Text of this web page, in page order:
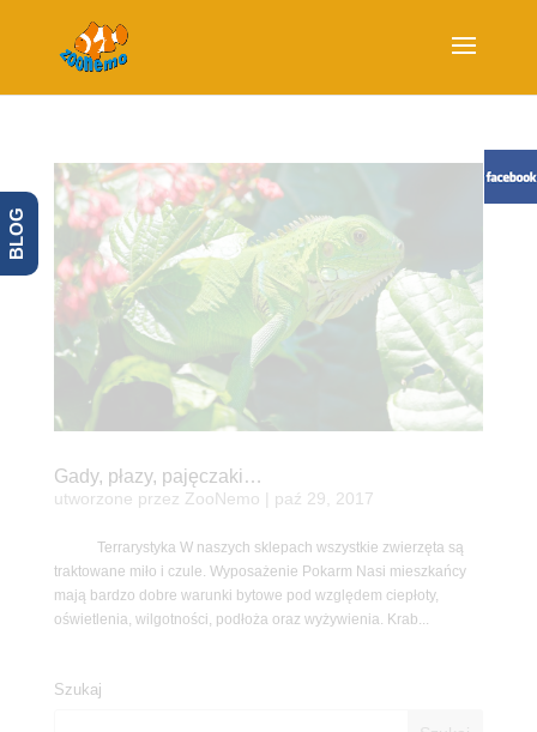
Gady, płazy, pajęczaki…
utworzone przez ZooNemo paź 29, 2017
Terrarystyka W naszych sklepach wszystkie zwierzęta są
traktowane miło i czule. Wyposażenie Pokarm Nasi mieszkańcy
mają bardzo dobre warunki bytowe pod względem ciepłoty,
oświetlenia, wilgotności, podłoża oraz wyżywienia. Krab...
Szukaj
BLOG